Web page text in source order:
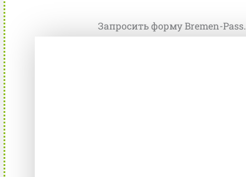
Запросить форму Bremen-Pass.